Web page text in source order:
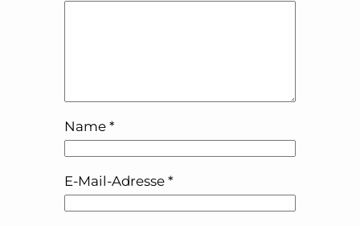
Name *
E-Mail-Adresse *